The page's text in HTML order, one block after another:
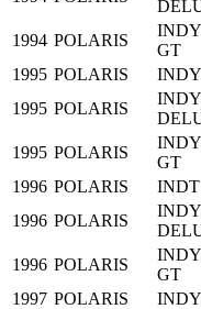
1994 POLARIS
GT
1995 POLARIS
1995 POLARIS
1995 POLARIS
GT
1996 POLARIS
1996 POLARIS
1996 POLARIS
GT
1997 POLARIS